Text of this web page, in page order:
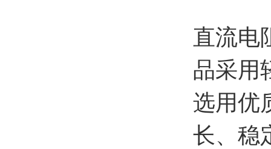
直流电
品采用
选用优
长、稳